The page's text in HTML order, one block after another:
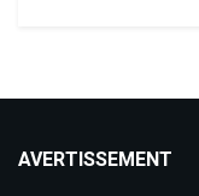
AVERTISSEMENT